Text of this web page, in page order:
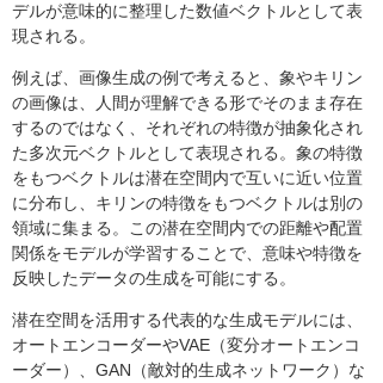
デルが意味的に整理した数値ベクトルとして表
現される。
例えば、画像生成の例で考えると、象やキリン
の画像は、人間が理解できる形でそのまま存在
するのではなく、それぞれの特徴が抽象化され
た多次元ベクトルとして表現される。象の特徴
をもつベクトルは潜在空間内で互いに近い位置
に分布し、キリンの特徴をもつベクトルは別の
領域に集まる。この潜在空間内での距離や配置
関係をモデルが学習することで、意味や特徴を
反映したデータの生成を可能にする。
潜在空間を活用する代表的な生成モデルには、
オートエンコーダーやVAE（変分オートエンコ
ーダー）、GAN（敵対的生成ネットワーク）な